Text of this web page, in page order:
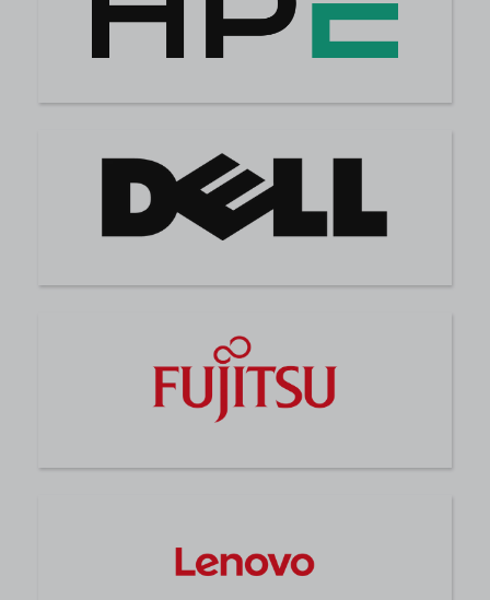
1-2 Tage*
5.849,99 € *
Threadripper PRO 3975WX 32-Core 3.50 GHz, 128 GB
DDR4 RAM, RTX 3080
RTX 3080
DELL PowerEdge R230 (4xLFF) ZFS-ready Rack Server
Short Depth